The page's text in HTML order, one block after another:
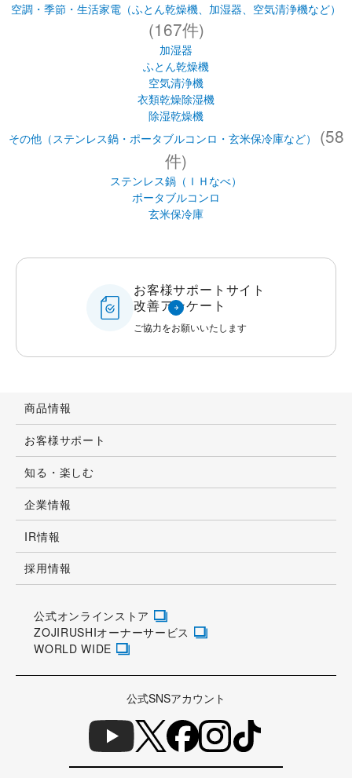
空調・季節・生活家電（ふとん乾燥機、加湿器、空気清浄機など）
(167件)
加湿器
ふとん乾燥機
空気清浄機
衣類乾燥除湿機
除湿乾燥機
その他（ステンレス鍋・ポータブルコンロ・玄米保冷庫など）
(58
件)
ステンレス鍋（ＩＨなべ）
ポータブルコンロ
玄米保冷庫
お客様サポートサイト
改善アンケート
ご協力をお願いいたします
商品情報
お客様サポート
知る・楽しむ
企業情報
IR情報
採用情報
公式オンラインストア
ZOJIRUSHIオーナーサービス
WORLD WIDE
公式SNSアカウント